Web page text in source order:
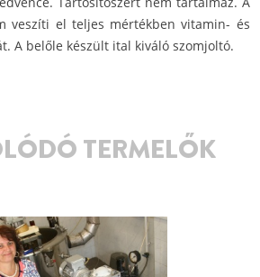
veszíti el teljes mértékben vitamin- és
A belőle készült ital kiváló szomjoltó.
TERMELŐK